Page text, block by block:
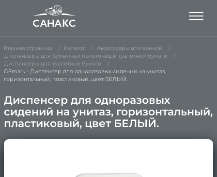
Главная страница Каталог
Аксессуары для ванной
Диспенсеры для бумажных полотенец и туалетной бумаги
Диспенсеры для туалетной бумаги
GFmark - Диспенсер для одноразовых сидений на унитаз,
горизонтальный, пластиковый, цвет БЕЛЫЙ.
Диспенсер для одноразовых
сидений на унитаз, горизонтальный,
пластиковый, цвет БЕЛЫЙ.